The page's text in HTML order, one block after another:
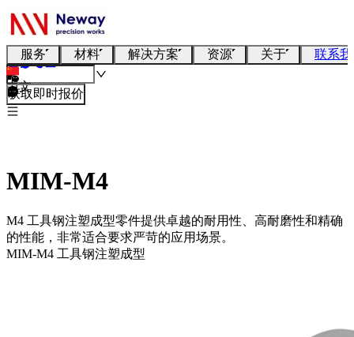
服务 材料 解决方案 资源 关于 联系
中文
获取即时报价
MIM-M4
M4 工具钢注塑成型零件提供卓越的耐用性、高耐磨性和精确
的性能，非常适合要求严苛的应用场景。
MIM-M4 工具钢注塑成型